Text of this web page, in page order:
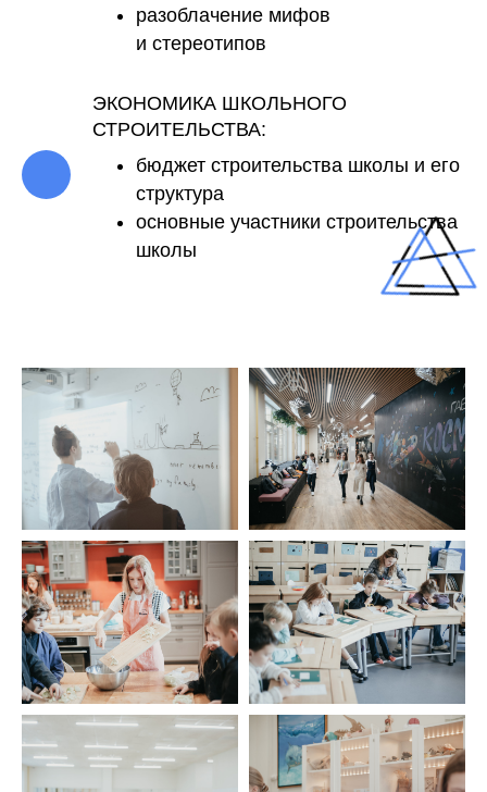
разоблачение мифов
и стереотипов
ЭКОНОМИКА ШКОЛЬНОГО
СТРОИТЕЛЬСТВА:
бюджет строительства школы и его
структура
основные участники строительства
школы